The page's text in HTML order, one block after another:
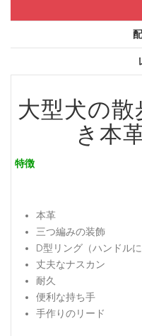
大型犬の
き本
特徴
本革
三つ編みの装飾
D型リング（ハンドルに
丈夫なナスカン
耐久
便利な持ち手
手作りのリード